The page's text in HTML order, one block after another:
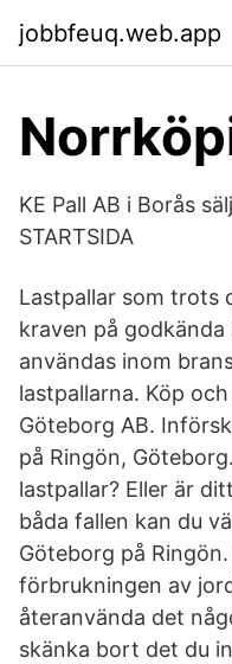
jobbfeuq.web.app
KE Pall AB i Borås
STARTSIDA
Lastpallar som trots
kraven på godkända
användas inom
lastpallarna. Köp
Göteborg AB.
på Ringön,
lastpallar? Eller är
båda fallen kan du
Göteborg på
förbrukningen av
återanvända det
skänka bort det du